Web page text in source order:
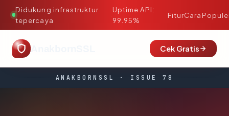
Didukung infrastruktur
tepercaya
·
Uptime API:
99.95%
FiturCara
Cek Gratis
ANAKBORNSSL · ISSUE 78